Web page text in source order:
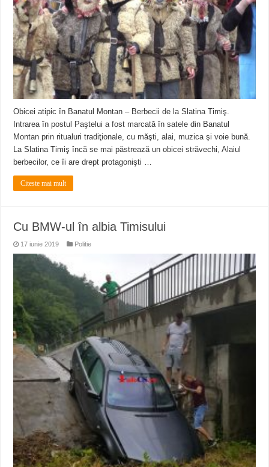
Miresme de lavandă, mentă și flori de vară și râsete de copii la Carașova VIDEO
ANUNȚ OPRIRE APĂ în Reșița – avarie – 04.08.2026 – str. Văliugului și
Obicei atipic în Banatul Montan – Berbecii de la Slatina Timiş.
Intrarea în postul Paştelui a fost marcată în satele din Banatul
Montan prin ritualuri tradiţionale, cu măşti, alai, muzica şi voie bună.
La Slatina Timiş încă se mai păstrează un obicei străvechi, Alaiul
berbecilor, ce îi are drept protagonişti …
Citeste mai mult
Cu BMW-ul în albia Timisului
17 iunie 2019 Politie